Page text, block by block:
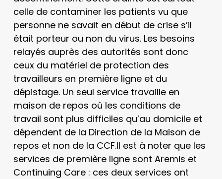
celle de contaminer les patients vu que
personne ne savait en début de crise s’il
était porteur ou non du virus. Les besoins
relayés auprès des autorités sont donc
ceux du matériel de protection des
travailleurs en première ligne et du
dépistage. Un seul service travaille en
maison de repos où les conditions de
travail sont plus difficiles qu’au domicile et
dépendent de la Direction de la Maison de
repos et non de la CCF.Il est à noter que les
services de première ligne sont Aremis et
Continuing Care : ces deux services ont